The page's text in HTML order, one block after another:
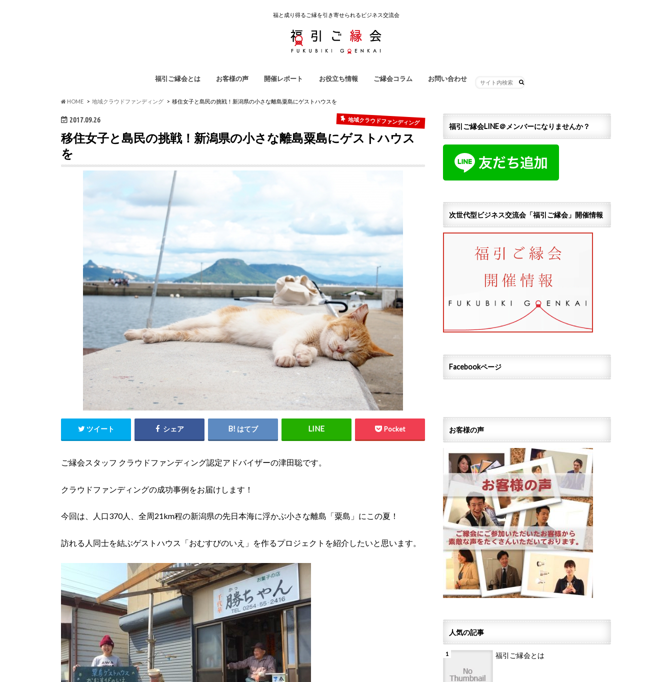
福と成り得るご縁を引き寄せられるビジネス交流会
福引ご縁会とは お客様の声 開催レポート お役立ち情報 ご縁会コラム お問い合わせ
HOME 地域クラウドファンディング 移住女子と島民の挑戦！新潟県の小さな離島粟島にゲストハウスを
2017.09.26 地域クラウドファンディング
移住女子と島民の挑戦！新潟県の小さな離島粟島にゲストハウス
を
ツイート シェア はてブ Pocket
ご縁会スタッフ クラウドファンディング認定アドバイザーの津田聡です。
クラウドファンディングの成功事例をお届けします！
今回は、人口370人、全周21km程の新潟県の先日本海に浮かぶ小さな離島「粟島」にこの夏！
訪れる人同士を結ぶゲストハウス「おむすびのいえ」を作るプロジェクトを紹介したいと思います。
福引ご縁会LINE＠メンバーになりませんか？
次世代型ビジネス交流会「福引ご縁会」開催情報
Facebookページ
お客様の声
人気の記事
福引ご縁会とは